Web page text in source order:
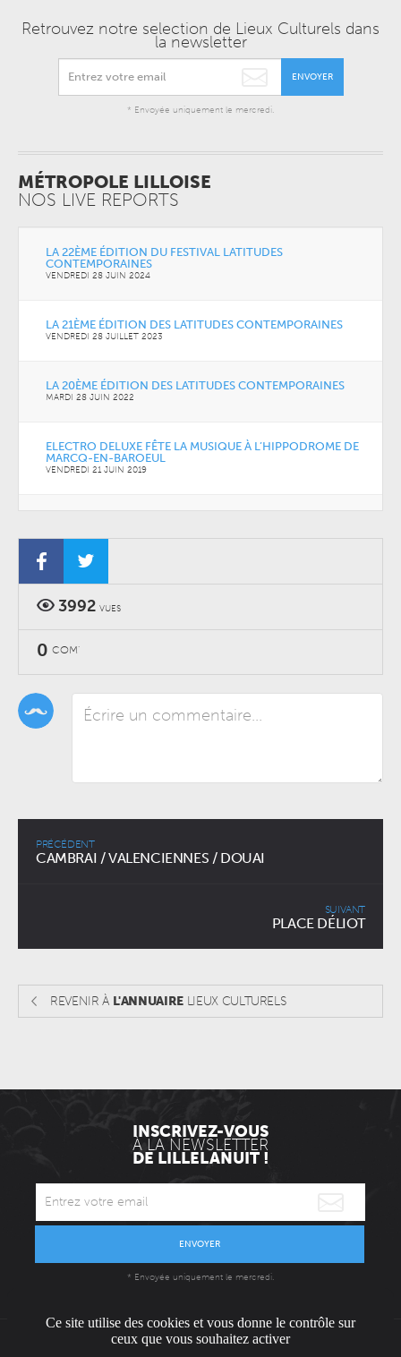
Retrouvez notre selection de Lieux Culturels dans
la newsletter
ENVOYER
* Envoyée uniquement le mercredi.
MÉTROPOLE LILLOISE
NOS LIVE REPORTS
LA 22ÈME ÉDITION DU FESTIVAL LATITUDES
CONTEMPORAINES
VENDREDI 28 JUIN 2024
LA 21ÈME ÉDITION DES LATITUDES CONTEMPORAINES
VENDREDI 28 JUILLET 2023
LA 20ÈME ÉDITION DES LATITUDES CONTEMPORAINES
MARDI 28 JUIN 2022
ELECTRO DELUXE FÊTE LA MUSIQUE À L’HIPPODROME DE
MARCQ-EN-BAROEUL
VENDREDI 21 JUIN 2019
3992 VUES
0 COM'
PRÉCÉDENT
CAMBRAI / VALENCIENNES / DOUAI
SUIVANT
PLACE DÉLIOT
REVENIR À L'ANNUAIRE LIEUX CULTURELS
INSCRIVEZ-VOUS
À LA NEWSLETTER
DE LILLELANUIT !
ENVOYER
* Envoyée uniquement le mercredi.
L'ÉQUIPE
Ce site utilise des cookies et vous donne le contrôle sur
ceux que vous souhaitez activer